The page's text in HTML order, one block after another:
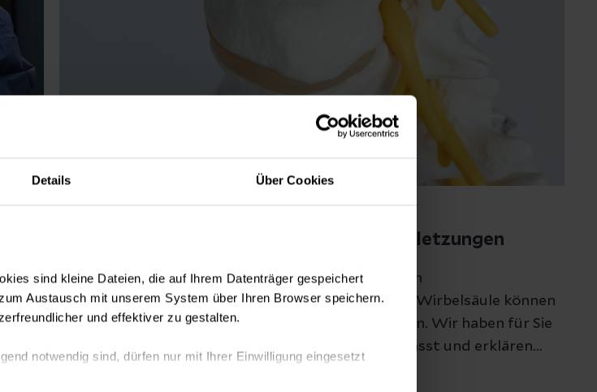
Details Über Cookies
sind kleine Dateien, die auf Ihrem Datenträger gespeichert
Austausch mit unserem System über Ihren Browser speichern.
und effektiver zu gestalten.
notwendig sind, dürfen nur mit Ihrer Einwilligung eingesetzt
für
Wirbelsäule
Alles Wichtige rund um Wirbelsäulenverletzungen
Vom Bandscheibenvorfall bis hin zu unfallbedingten
Wirbelsäulenschädigungen – Verletzungen an der Wirbelsäule können
unterschiedliche Beschwerden und Ursachen haben. Wir haben für Sie
die verschiedenen Krankheitsbilder zusammengefasst und erklären